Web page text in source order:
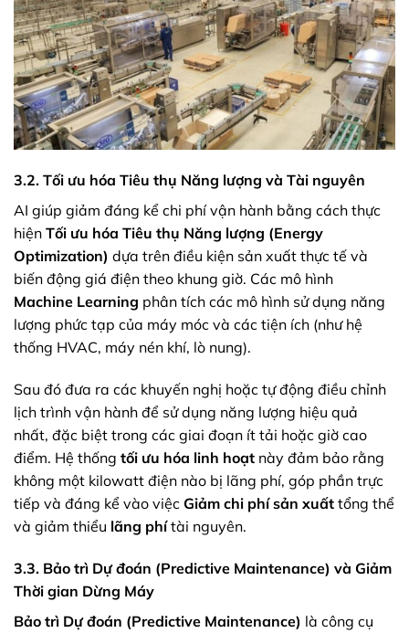
3.2. Tối ưu hóa Tiêu thụ Năng lượng và Tài nguyên
AI giúp giảm đáng kể chi phí vận hành bằng cách thực
hiện Tối ưu hóa Tiêu thụ Năng lượng (Energy
Optimization) dựa trên điều kiện sản xuất thực tế và
biến động giá điện theo khung giờ. Các mô hình
Machine Learning phân tích các mô hình sử dụng năng
lượng phức tạp của máy móc và các tiện ích (như hệ
thống HVAC, máy nén khí, lò nung).
Sau đó đưa ra các khuyến nghị hoặc tự động điều chỉnh
lịch trình vận hành để sử dụng năng lượng hiệu quả
nhất, đặc biệt trong các giai đoạn ít tải hoặc giờ cao
điểm. Hệ thống tối ưu hóa linh hoạt này đảm bảo rằng
không một kilowatt điện nào bị lãng phí, góp phần trực
tiếp và đáng kể vào việc Giảm chi phí sản xuất tổng thể
và giảm thiểu lãng phítài nguyên.
3.3. Bảo trì Dự đoán (Predictive Maintenance) và Giảm
Thời gian Dừng Máy
Bảo trì Dự đoán (Predictive Maintenance) là công cụ